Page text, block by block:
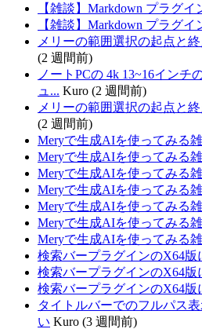
【雑談】Markdown プラグイ
【雑談】Markdown プラグイ
メリーの範囲選択の起点と
(2 週間前)
ノートPCの 4k 13~16インチ
ュ... Kuro (2 週間前)
メリーの範囲選択の起点と
(2 週間前)
Meryで生成AIを使ってみる
Meryで生成AIを使ってみる
Meryで生成AIを使ってみる
Meryで生成AIを使ってみる
Meryで生成AIを使ってみる
Meryで生成AIを使ってみる
Meryで生成AIを使ってみる
検索バープラグインのX64版
検索バープラグインのX64版
検索バープラグインのX64版
タイトルバーでのフルパス
い Kuro (3 週間前)